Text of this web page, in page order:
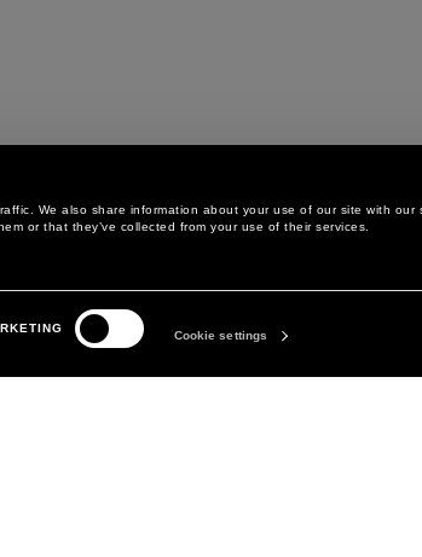
We also share information about your use of our site with our
or that they’ve collected from your use of their services.
Cookie settings
THE COMPANY
ABOUT